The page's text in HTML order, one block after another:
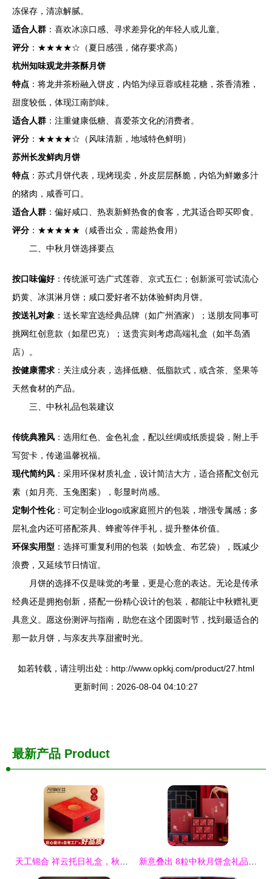
冻保存，清凉解腻。
适合人群 ：喜欢冰凉口感、寻求差异化的年轻人或儿童。
评分 ：★★★★☆（夏日感强，储存要求高）
杭州知味观龙井茶酥月饼
特点 ：将龙井茶粉融入饼皮，内馅为绿豆蓉或桂花糖，茶香清雅，
甜度较低，体现江南韵味。
适合人群 ：注重健康低糖、喜爱茶文化的消费者。
评分 ：★★★★☆（风味清新，地域特色鲜明）
苏州长发鲜肉月饼
特点 ：苏式月饼代表，现烤现卖，外皮层层酥脆，内馅为鲜嫩多汁
的猪肉，咸香可口。
适合人群 ：偏好咸口、热衷新鲜热食的食客，尤其适合即买即食。
评分 ：★★★★★（咸香出众，需趁热食用）
二、中秋月饼选择要点
按口味偏好：传统派可选广式莲蓉、京式五仁；创新派可尝试流心
奶黄、冰淇淋月饼；咸口爱好者不妨体验鲜肉月饼。
按送礼对象 ：送长辈宜选经典品牌（如广州酒家）；送朋友同事可
挑网红创意款（如星巴克）；送贵宾则考虑高端礼盒（如半岛酒
店）。
按健康需求 ：关注成分表，选择低糖、低脂款式，或含茶、坚果等
天然食材的产品。
三、中秋礼品包装建议
传统典雅风 ：选用红色、金色礼盒，配以丝绸或纸质提袋，附上手
写贺卡，传递温馨祝福。
现代简约风 ：采用环保材质礼盒，设计简洁大方，适合搭配文创元
素（如月亮、玉兔图案），彰显时尚感。
定制个性化：可定制企业logo或家庭照片的包装，增强专属感；多
层礼盒内还可搭配茶具、蜂蜜等伴手礼，提升整体价值。
环保实用型 ：选择可重复利用的包装（如铁盒、布艺袋），既减少
浪费，又延续节日情谊。
月饼的选择不仅是味觉的考量，更是心意的表达。无论是传承
经典还是拥抱创新，搭配一份精心设计的包装，都能让中秋赠礼更
具意义。愿这份测评与指南，助您在这个团圆时节，找到最适合的
那一款月饼，与亲友共享甜蜜时光。
如若转载，请注明出处：http://www.opkkj.com/product/27.html
更新时间：2026-08-04 04:10:27
最新产品 Product
天工锦合 祥云托日礼盒，秋月寄情之选 新意叠出 8粒中秋月饼盒礼品盒创意定制与高端包装艺术